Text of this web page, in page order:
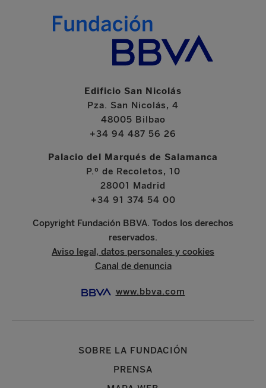
Edificio San Nicolás
Pza. San Nicolás, 4
48005 Bilbao
+34 94 487 56 26
Palacio del Marqués de Salamanca
P.º de Recoletos, 10
28001 Madrid
+34 91 374 54 00
Copyright Fundación BBVA. Todos los derechos
reservados.
Aviso legal, datos personales y cookies
Canal de denuncia
www.bbva.com
SOBRE LA FUNDACIÓN
PRENSA